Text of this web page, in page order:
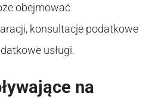
obejmować
konsultacje podatkowe
usługi.
na